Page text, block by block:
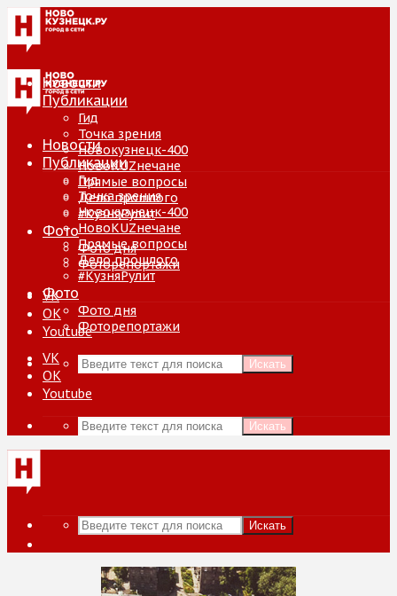
Новости
Публикации
Гид
Точка зрения
Новокузнецк-400
НовоKUZнечане
Прямые вопросы
Дело прошлого
#КузняРулит
Фото
Фото дня
Фоторепортажи
VK
ОК
Youtube
Искать
Новости
Публикации
Гид
Точка зрения
Новокузнецк-400
НовоKUZнечане
Прямые вопросы
Дело прошлого
#КузняРулит
Фото
Фото дня
Фоторепортажи
VK
ОК
Youtube
Искать
Искать